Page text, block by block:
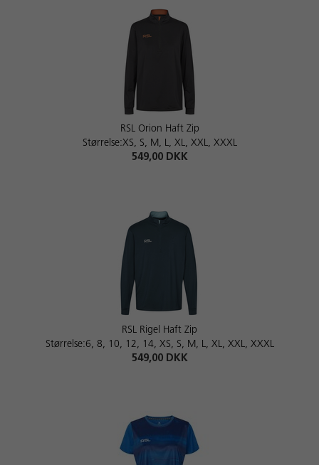
RSL Orion Haft Zip
Størrelse:XS, S, M, L, XL, XXL, XXXL
549,00 DKK
RSL Rigel Haft Zip
Størrelse:6, 8, 10, 12, 14, XS, S, M, L, XL, XXL, XXXL
549,00 DKK